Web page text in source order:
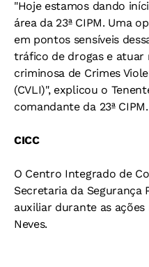
"Hoje estamos dando
área da 23ª CIPM. Uma
em pontos sensíveis
tráfico de drogas e atuar
criminosa de Crimes
(CVLI)", explicou o
comandante da 23ª CIPM.
CICC
O Centro Integrado de
Secretaria da Segurança
auxiliar durante as
Neves.